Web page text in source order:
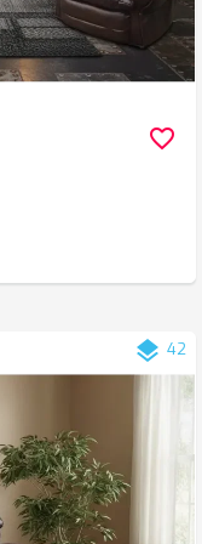
favorite_border
layers 42